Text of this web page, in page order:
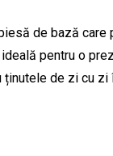
de bază care
pentru o
ținutele de zi cu